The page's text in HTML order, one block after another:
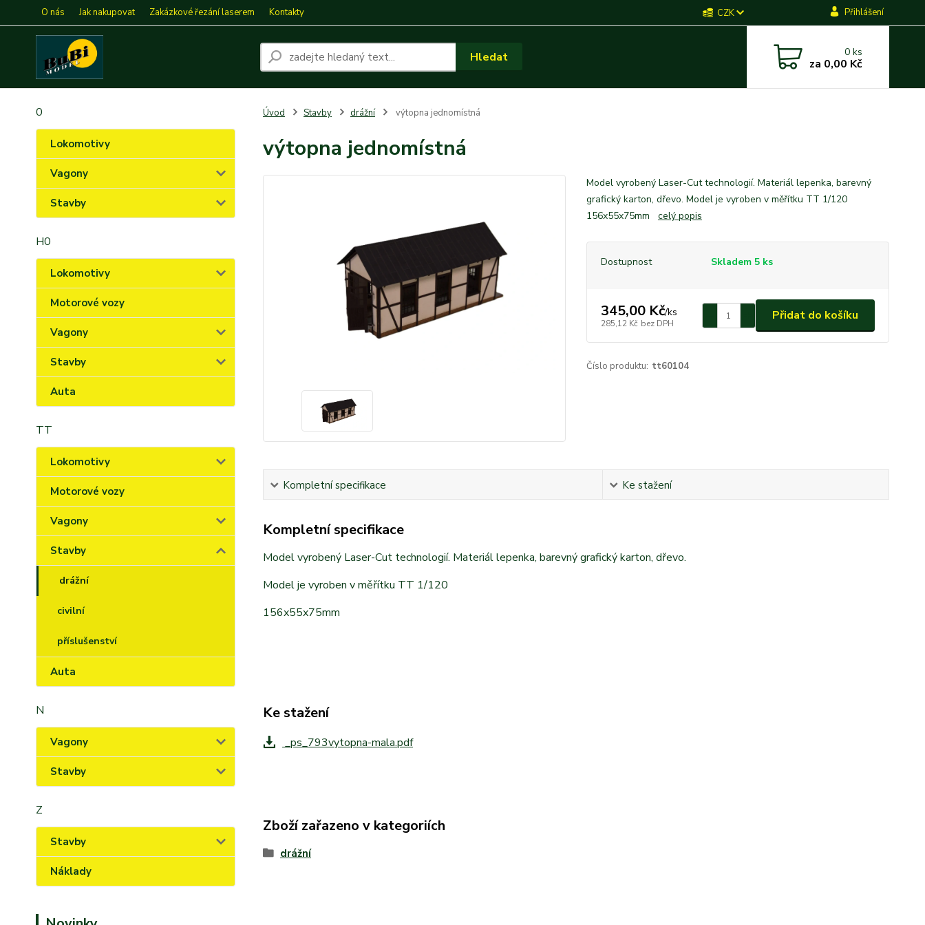
O nás Jak nakupovat Zakázkové řezání laserem Kontakty CZK Přihlášení
Hledat 0ks
za 0,00 Kč
0
Lokomotivy
Vagony
Stavby
H0
Lokomotivy
Motorové vozy
Vagony
Stavby
Auta
TT
Lokomotivy
Motorové vozy
Vagony
Stavby
drážní
civilní
příslušenství
Auta
N
Vagony
Stavby
Z
Stavby
Náklady
Úvod Stavby drážní výtopna jednomístná
výtopna jednomístná
Model vyrobený Laser-Cut technologií. Materiál lepenka, barevný
grafický karton, dřevo. Model je vyroben v měřítku TT 1/120
156x55x75mm celý popis
Dostupnost Skladem 5 ks
345,00 Kč/ks
285,12 Kč bez DPH
Přidat do košíku
Číslo produktu: tt60104
Kompletní specifikace Ke stažení
Kompletní specifikace
Model vyrobený Laser-Cut technologií. Materiál lepenka, barevný grafický karton, dřevo.
Model je vyroben v měřítku TT 1/120
156x55x75mm
Ke stažení
_ps_793vytopna-mala.pdf
Zboží zařazeno v kategoriích
drážní